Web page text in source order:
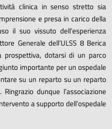
clinica in senso stretto sia
e presa in carico della
il suo vissuto dell’esperienza
Generale dell’ULSS 8 Berica
dotarsi di un parco
importante per un ospedale
su un reparto su un reparto
dunque l’associazione
a supporto dell’ospedale